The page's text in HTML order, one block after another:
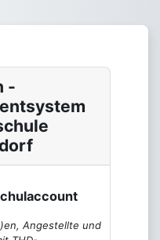
-
Angestellte und